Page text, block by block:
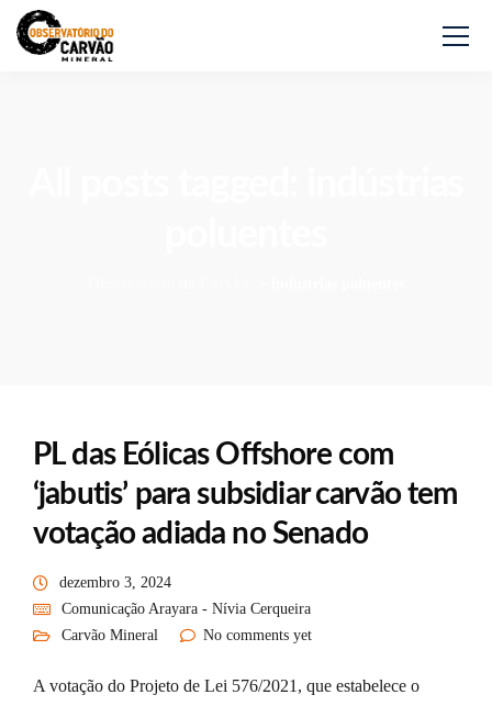
PL das Eólicas Offshore com
‘jabutis’ para subsidiar carvão tem
votação adiada no Senado
dezembro 3, 2024
Comunicação Arayara - Nívia Cerqueira
Carvão Mineral
No comments yet
A votação do Projeto de Lei 576/2021, que estabelece o